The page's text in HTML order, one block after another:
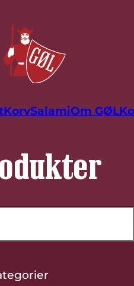
KorvSalamiOm GØL